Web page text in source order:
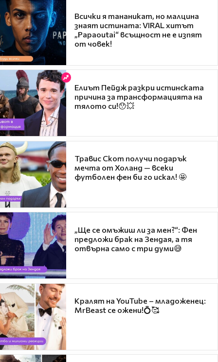
Всички я тананикат, но малцина
знаят истината: VIRAL хитът
„Papaoutai“ всъщност не е изпят
от човек!
Елиът Пейдж разкри истинската
причина за трансформацията на
тялото си!😯💥
Травис Скот получи подарък
мечта от Холанд — всеки
футболен фен би го искал! 🤩
„Ще се омъжиш ли за мен?“: Фен
предложи брак на Зендая, а тя
отвърна само с три думи😅
Кралят на YouTube – младоженец:
MrBeast се ожени!💍🥰